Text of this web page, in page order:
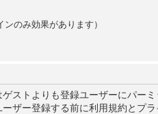
のみ効果があります）
ストよりも登録ユーザーにパー
ザー登録する前に利用規約とプ